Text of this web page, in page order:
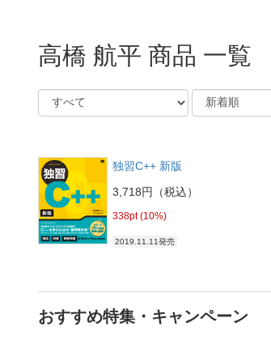
高橋 航平 商品 一覧
独習C++ 新版
3,718円（税込）
338pt (10%)
2019.11.11発売
おすすめ特集・キャンペーン